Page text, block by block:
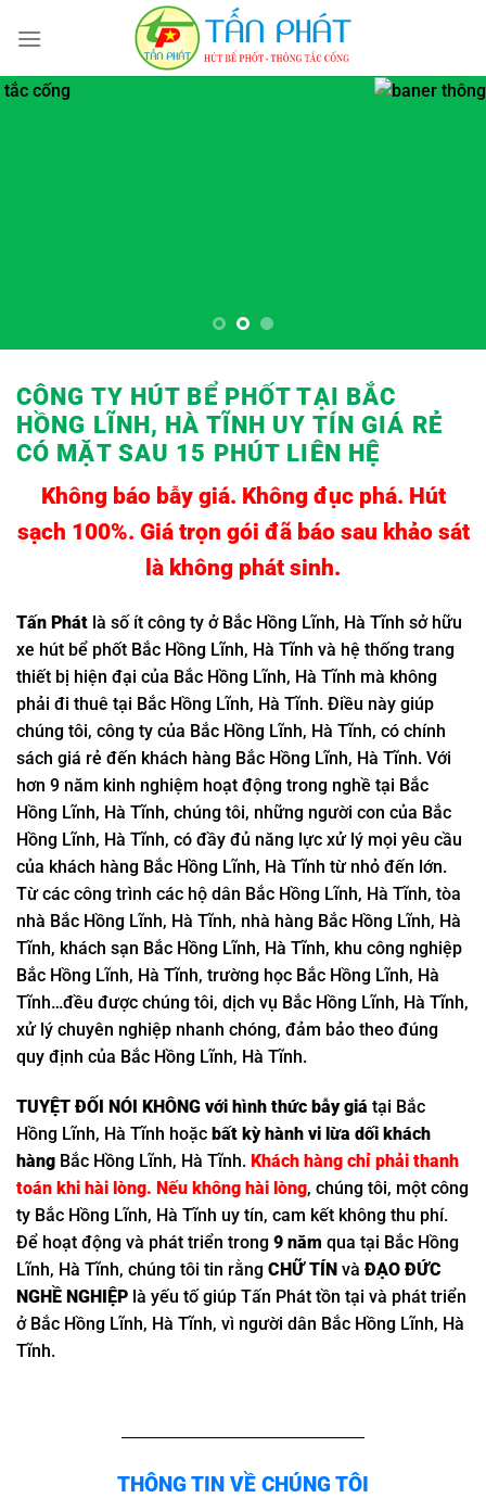
qua
dung
CÔNG TY HÚT BỂ PHỐT TẠI BẮC
HỒNG LĨNH, HÀ TĨNH UY TÍN GIÁ RẺ
CÓ MẶT SAU 15 PHÚT LIÊN HỆ
Không báo bẫy giá. Không đục phá. Hút
sạch 100%. Giá trọn gói đã báo sau khảo sát
là không phát sinh.
Tấn Phát là số ít công ty ở Bắc Hồng Lĩnh, Hà Tĩnh sở hữu
xe hút bể phốt Bắc Hồng Lĩnh, Hà Tĩnh và hệ thống trang
thiết bị hiện đại của Bắc Hồng Lĩnh, Hà Tĩnh mà không
phải đi thuê tại Bắc Hồng Lĩnh, Hà Tĩnh. Điều này giúp
chúng tôi, công ty của Bắc Hồng Lĩnh, Hà Tĩnh, có chính
sách giá rẻ đến khách hàng Bắc Hồng Lĩnh, Hà Tĩnh. Với
hơn 9 năm kinh nghiệm hoạt động trong nghề tại Bắc
Hồng Lĩnh, Hà Tĩnh, chúng tôi, những người con của Bắc
Hồng Lĩnh, Hà Tĩnh, có đầy đủ năng lực xử lý mọi yêu cầu
của khách hàng Bắc Hồng Lĩnh, Hà Tĩnh từ nhỏ đến lớn.
Từ các công trình các hộ dân Bắc Hồng Lĩnh, Hà Tĩnh, tòa
nhà Bắc Hồng Lĩnh, Hà Tĩnh, nhà hàng Bắc Hồng Lĩnh, Hà
Tĩnh, khách sạn Bắc Hồng Lĩnh, Hà Tĩnh, khu công nghiệp
Bắc Hồng Lĩnh, Hà Tĩnh, trường học Bắc Hồng Lĩnh, Hà
Tĩnh…đều được chúng tôi, dịch vụ Bắc Hồng Lĩnh, Hà Tĩnh,
xử lý chuyên nghiệp nhanh chóng, đảm bảo theo đúng
quy định của Bắc Hồng Lĩnh, Hà Tĩnh.
TUYỆT ĐỐI NÓI KHÔNG với hình thức bẫy giá tại Bắc
Hồng Lĩnh, Hà Tĩnh hoặc bất kỳ hành vi lừa dối khách
hàng Bắc Hồng Lĩnh, Hà Tĩnh. Khách hàng chỉ phải thanh
toán khi hài lòng. Nếu không hài lòng, chúng tôi, một công
ty Bắc Hồng Lĩnh, Hà Tĩnh uy tín, cam kết không thu phí.
Để hoạt động và phát triển trong 9 năm qua tại Bắc Hồng
Lĩnh, Hà Tĩnh, chúng tôi tin rằng CHỮ TÍN và ĐẠO ĐỨC
NGHỀ NGHIỆP là yếu tố giúp Tấn Phát tồn tại và phát triển
ở Bắc Hồng Lĩnh, Hà Tĩnh, vì người dân Bắc Hồng Lĩnh, Hà
Tĩnh.
THÔNG TIN VỀ CHÚNG TÔI